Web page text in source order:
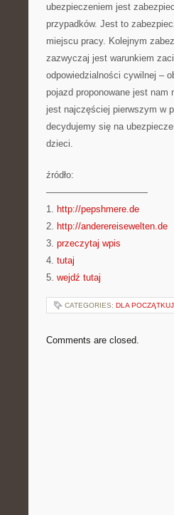
ubezpieczeniem jest
przypadków. Jest to
miejscu pracy. Kolejnym
zazwyczaj jest warunkiem
odpowiedzialności cywilnej –
pojazd proponowane jest nam
jest najczęściej pierwszym w
decydujemy się na
dzieci.
źródło:
———————————
1. http://pepshmere.de
2. http://anderereisewelten.de
3. przeczytaj wpis
4. tutaj
5. wejdź tutaj
CATEGORIES: DLA
Comments are closed.